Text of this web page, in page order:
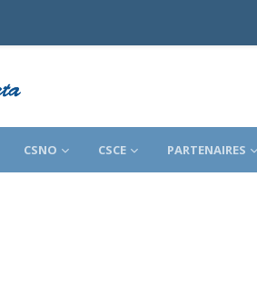
CSNO CSCE PARTENAIRES